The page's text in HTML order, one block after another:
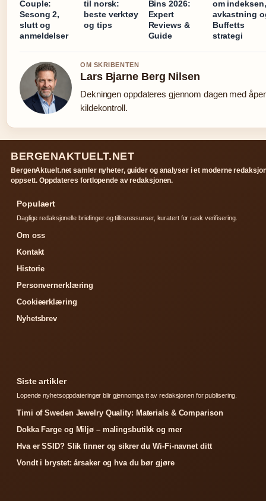
Couple:
Sesong 2,
slutt og
anmeldelser
til norsk:
beste verktøy
og tips
Bins 2026:
Expert
Reviews &
Guide
om indeksen,
avkastning
Buffetts
strategi
OM SKRIBENTEN
Lars Bjarne Berg Nilsen
Dekningen oppdateres gjennom dagen med
kildekontroll.
BERGENAKTUELT.NET
BergenAktuelt.net samler nyheter, guider og analyser i et moderne
oppsett. Oppdateres fortlopende av redaksjonen.
Populaert
Daglige redaksjonelle briefinger og tillitsressurser, kuratert for rask verifisering.
Om oss
Kontakt
Historie
Personvernerklæring
Cookieerklæring
Nyhetsbrev
Siste artikler
Lopende nyhetsoppdateringer blir gjennomga tt av redaksjonen for publisering.
Timi of Sweden Jewelry Quality: Materials & Comparison
Dokka Farge og Miljø – malingsbutikk og mer
Hva er SSID? Slik finner og sikrer du Wi-Fi-navnet ditt
Vondt i brystet: årsaker og hva du bør gjøre